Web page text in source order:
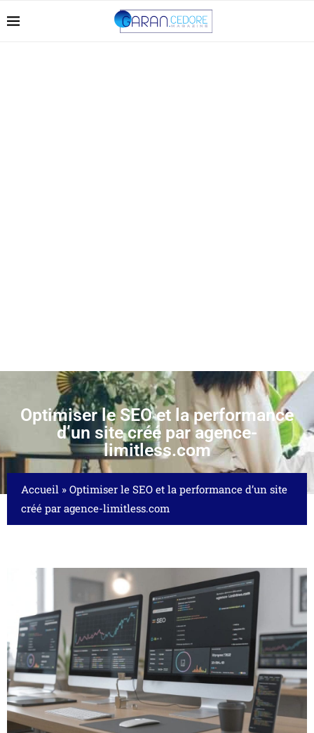
Optimiser le SEO et la performance
d’un site créé par agence-
limitless.com
Accueil » Optimiser le SEO et la performance d’un site
créé par agence-limitless.com